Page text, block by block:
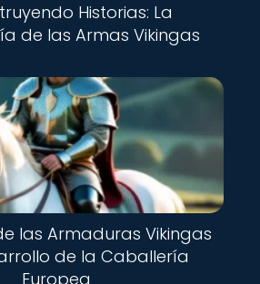
Historias: La
de las Armas Vikingas
las Armaduras Vikingas
de la Caballería
Europea